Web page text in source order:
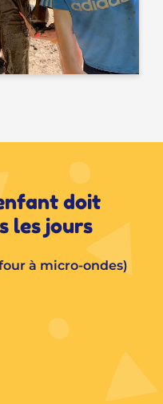
doit
les jours
à micro-ondes)